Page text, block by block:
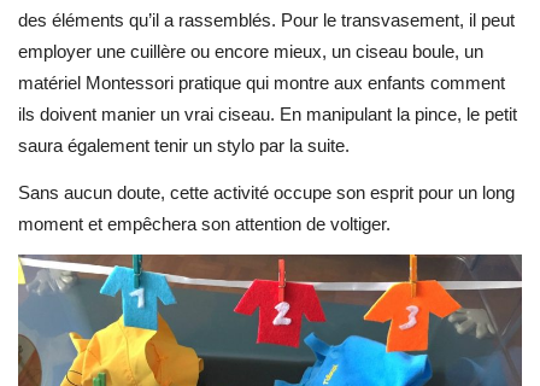
des éléments qu’il a rassemblés. Pour le transvasement, il peut
employer une cuillère ou encore mieux, un ciseau boule, un
matériel Montessori pratique qui montre aux enfants comment
ils doivent manier un vrai ciseau. En manipulant la pince, le petit
saura également tenir un stylo par la suite.
Sans aucun doute, cette activité occupe son esprit pour un long
moment et empêchera son attention de voltiger.